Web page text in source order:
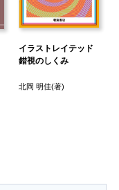
イラストレイテッド
錯視のしくみ
北岡 明佳(著)